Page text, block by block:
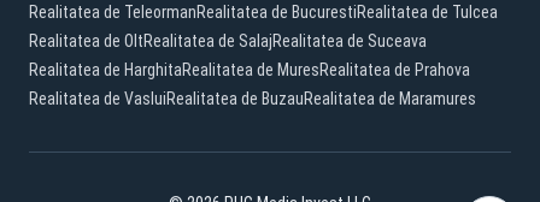
Realitatea de TeleormanRealitatea de BucurestiRealitatea de Tulcea
Realitatea de OltRealitatea de SalajRealitatea de Suceava
Realitatea de HarghitaRealitatea de MuresRealitatea de Prahova
Realitatea de VasluiRealitatea de BuzauRealitatea de Maramures